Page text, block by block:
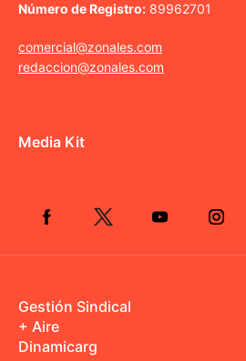
Número de Registro: 89962701
comercial@zonales.com
redaccion@zonales.com
Media Kit
Gestión Sindical
+ Aire
Dinamicarg